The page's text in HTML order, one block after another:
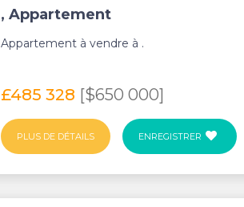
, Appartement
Appartement à vendre à .
£485 328 [$650 000]
PLUS DE DÉTAILS ENREGISTRER